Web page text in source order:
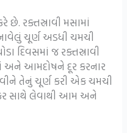
રક્તસ્રાવી મસામાં
ચૂર્ણ અડધી ચમચી
દિવસમાં જ રક્તસ્રાવી
અને આમદોષને દૂર કરનાર
તેનું ચૂર્ણ કરી એક ચમચી
સાથે લેવાથી આમ અને